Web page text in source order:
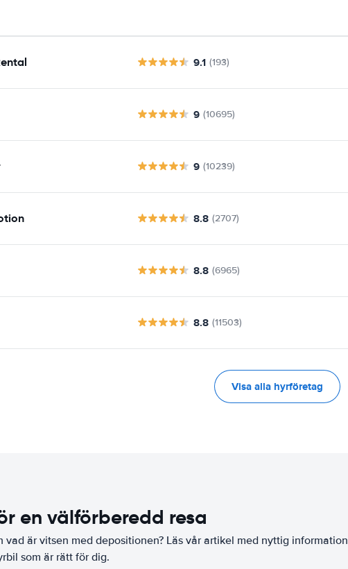
9.1 (193)
9 (10695)
9 (10239)
8.8 (2707)
8.8 (6965)
8.8 (11503)
Visa alla hyrföretag
en välförberedd resa
är vitsen med depositionen? Läs vår artikel med nyttig information
som är rätt för dig.